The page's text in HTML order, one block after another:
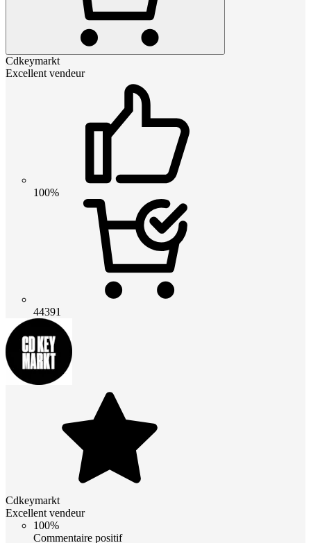
Cdkeymarkt
Excellent vendeur
100%
44391
Cdkeymarkt
Excellent vendeur
100%
Commentaire positif